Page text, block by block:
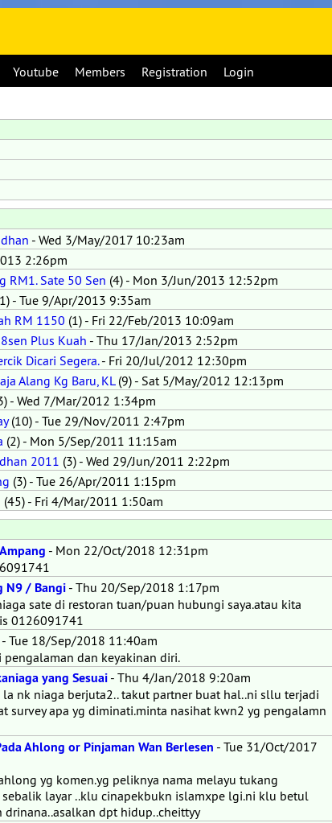
Youtube Members Registration Login
- Wed 3/May/2017 10:23am
2:26pm
RM1. Sate 50 Sen (4) - Mon 3/Jun/2013 12:52pm
- Tue 9/Apr/2013 9:35am
RM 1150 (1) - Fri 22/Feb/2013 10:09am
Plus Kuah - Thu 17/Jan/2013 2:52pm
Dicari Segera.- Fri 20/Jul/2012 12:30pm
Alang Kg Baru, KL(9) - Sat 5/May/2012 12:13pm
- Wed 7/Mar/2012 1:34pm
(10) - Tue 29/Nov/2011 2:47pm
(2) - Mon 5/Sep/2011 11:15am
2011 (3) - Wed 29/Jun/2011 2:22pm
(3) - Tue 26/Apr/2011 1:15pm
(45) - Fri 4/Mar/2011 1:50am
- Mon 22/Oct/2018 12:31pm
N9 / Bangi - Thu 20/Sep/2018 1:17pm
sate di restoran tuan/puan hubungi saya.atau kita
0126091741
- Tue 18/Sep/2018 11:40am
dan keyakinan diri.
yang Sesuai - Thu 4/Jan/2018 9:20am
nk niaga berjuta2.. takut partner buat hal..ni sllu terjadi
survey apa yg diminati.minta nasihat kwn2 yg pengalamn
Ahlong or Pinjaman Wan Berlesen - Tue 31/Oct/2017
yg komen.yg peliknya nama melayu tukang
layar ..klu cinapekbukn islamxpe lgi.ni klu betul
dpt hidup..cheittyy